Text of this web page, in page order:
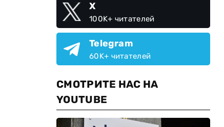
X
100K+ читателей
Telegram
60K+ читателей
СМОТРИТЕ НАС НА
YOUTUBE